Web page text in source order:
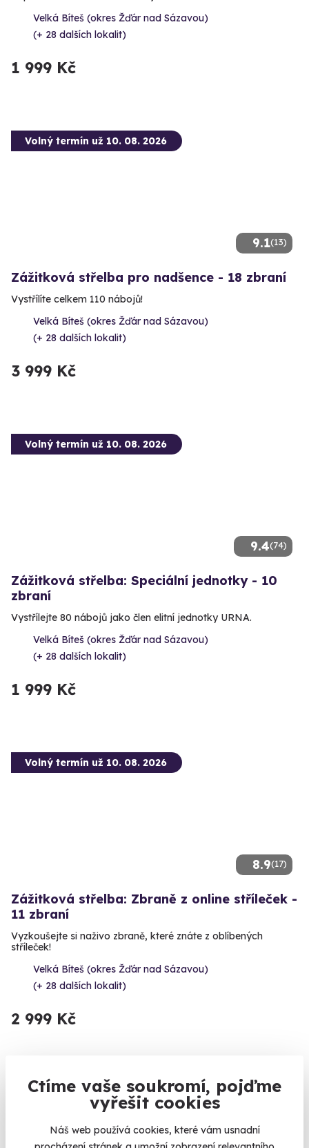
Ctíme vaše soukromí, pojďme
vyřešit cookies
Náš web používá cookies, které vám usnadní
Velká Bíteš (okres Žďár nad Sázavou)
(+ 28 dalších lokalit)
1 999 Kč
9.1(13)
Volný termín už 10. 08. 2026
Zážitková střelba pro nadšence - 18 zbraní
Vystřílíte celkem 110 nábojů!
Velká Bíteš (okres Žďár nad Sázavou)
(+ 28 dalších lokalit)
3 999 Kč
9.4(74)
Volný termín už 10. 08. 2026
Zážitková střelba: Speciální jednotky - 10
zbraní
Vystřílejte 80 nábojů jako člen elitní jednotky URNA.
Velká Bíteš (okres Žďár nad Sázavou)
(+ 28 dalších lokalit)
1 999 Kč
8.9(17)
Volný termín už 10. 08. 2026
Zážitková střelba: Zbraně z online stříleček -
11 zbraní
Vyzkoušejte si naživo zbraně, které znáte z oblíbených
stříleček!
Velká Bíteš (okres Žďár nad Sázavou)
(+ 28 dalších lokalit)
2 999 Kč
Volný termín už 10. 08. 2026